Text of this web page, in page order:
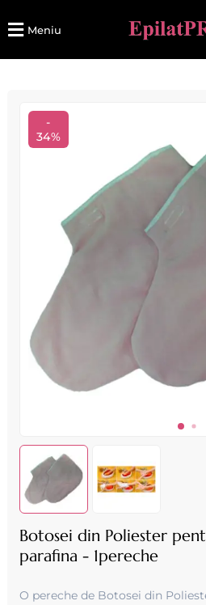
Meniu
-
34%
Botosei din Poliester
parafina - 1pereche
O pereche de Botosei din